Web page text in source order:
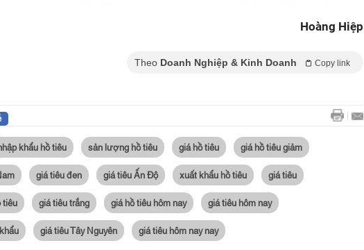
Hoàng Hiệp
Theo Doanh Nghiệp & Kinh Doanh Copy link
khẩu hồ tiêu sản lượng hồ tiêu giá hồ tiêu giá hồ tiêu giảm
giá tiêu đen giá tiêu Ấn Độ xuất khẩu hồ tiêu giá tiêu
tiêu giá tiêu trắng giá hồ tiêu hôm nay giá tiêu hôm nay
giá tiêu Tây Nguyên giá tiêu hôm nay nay